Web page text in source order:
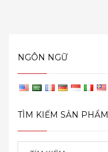
NGÔN NGỮ
TÌM KIẾM SẢN PHẨM